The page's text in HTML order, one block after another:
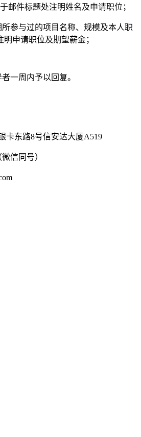
于邮件标题处注明姓名及申请职位；
参与过的项目名称、规模及本人职
申请职位及期望薪金；
一周内予以回复。
东路8号信安达大厦A519
信同号）